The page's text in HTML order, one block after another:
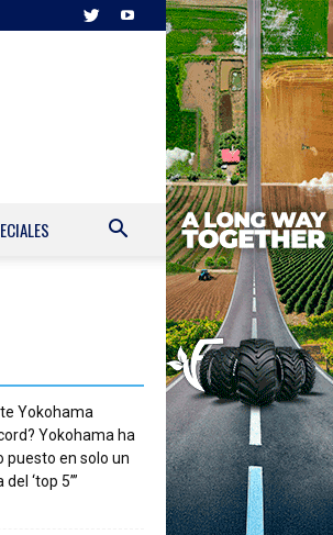
Yokohama
Yokohama ha
puesto en solo un
‘top 5’”